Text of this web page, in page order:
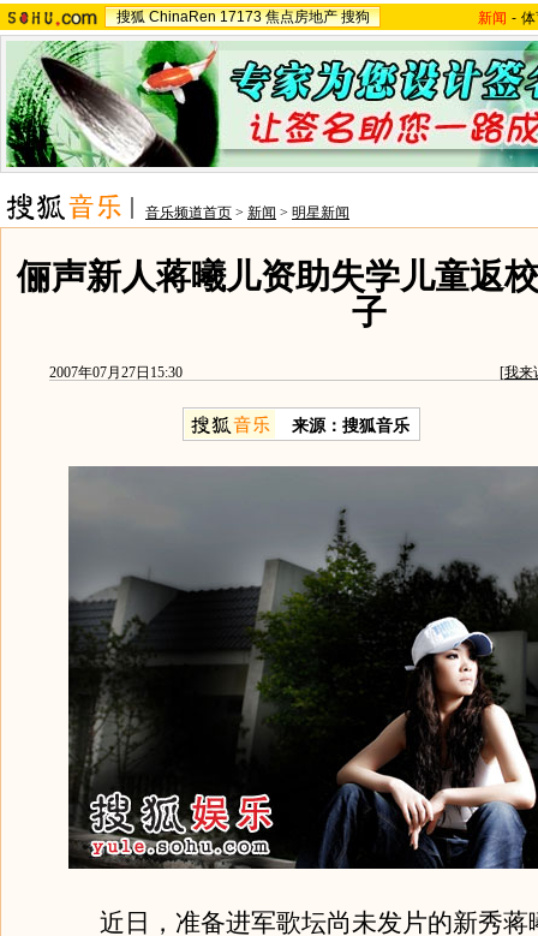
搜狐 ChinaRen 17173 焦点房地产 搜狗 新闻 -
音乐频道首页 > 新闻 > 明星新闻
俪声新人蒋曦儿资助失学儿童返
子
2007年07月27日15:30 [我来
来源：搜狐音乐
近日，准备进军歌坛尚未发片的新秀蒋